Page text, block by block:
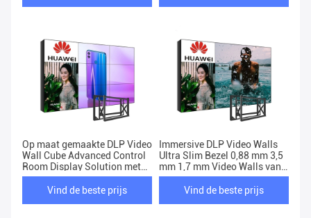
Op maat gemaakte DLP Video
Wall Cube Advanced Control
Room Display Solution met
4K resolutie
Vind de beste prijs
Immersive DLP Video Walls
Ultra Slim Bezel 0,88 mm 3,5
mm 1,7 mm Video Walls van
de controlekamer
Vind de beste prijs